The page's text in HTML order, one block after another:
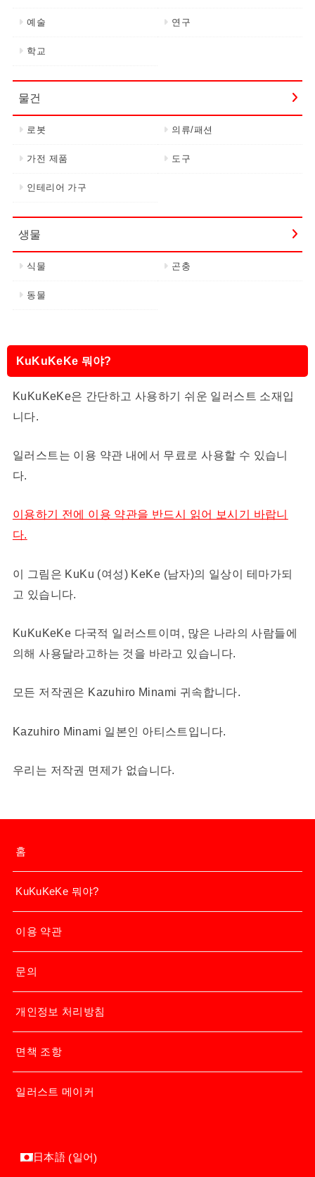
예술 연구
학교
물건
로봇 의류/패션
가전 제품 도구
인테리어 가구
생물
식물 곤충
동물
KuKuKeKe 뭐야?
KuKuKeKe은 간단하고 사용하기 쉬운 일러스트 소재입
니다.
일러스트는 이용 약관 내에서 무료로 사용할 수 있습니
다.
이용하기 전에 이용 약관을 반드시 읽어 보시기 바랍니
다.
이 그림은 KuKu (여성) KeKe (남자)의 일상이 테마가되
고 있습니다.
KuKuKeKe 다국적 일러스트이며, 많은 나라의 사람들에
의해 사용달라고하는 것을 바라고 있습니다.
모든 저작권은 Kazuhiro Minami 귀속합니다.
Kazuhiro Minami 일본인 아티스트입니다.
우리는 저작권 면제가 없습니다.
홈
KuKuKeKe 뭐야?
이용 약관
문의
개인정보 처리방침
면책 조항
일러스트 메이커
日本語 (일어)